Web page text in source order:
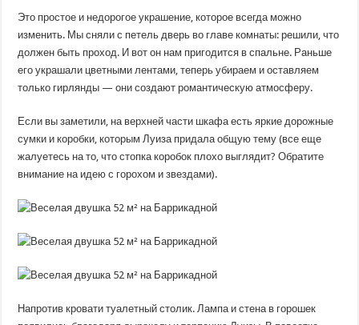
Это простое и недорогое украшение, которое всегда можно
изменить. Мы сняли с петель дверь во главе комнаты: решили, что
должен быть проход. И вот он нам пригодится в спальне. Раньше
его украшали цветными лентами, теперь убираем и оставляем
только гирлянды — они создают романтическую атмосферу.
Если вы заметили, на верхней части шкафа есть яркие дорожные
сумки и коробки, которым Луиза придала общую тему (все еще
жалуетесь на то, что стопка коробок плохо выглядит? Обратите
внимание на идею с горохом и звездами).
Напротив кровати туалетный столик. Лампа и стена в горошек